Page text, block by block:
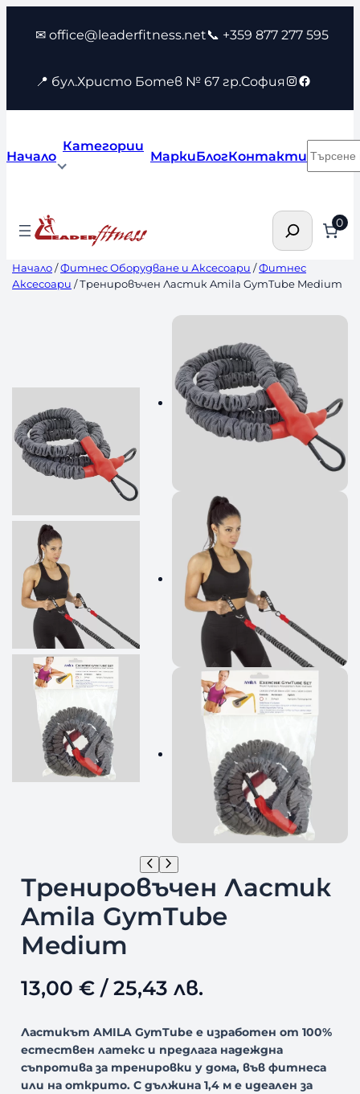
съдържанието
✉ office@leaderfitness.net📞 +359 877 277 595
📍 бул.Христо Ботев № 67 гр.София Instagram
Facebook
Начало
Категории
МаркиБлогКонтакти
Търсене 0
Начало/Фитнес Оборудване и Аксесоари /Фитнес
Аксесоари / Тренировъчен Ластик Amila GymTube Medium
Тренировъчен Ластик
Amila GymTube
Medium
13,00 €/ 25,43 лв.
Ластикът AMILA GymTube е изработен от 100%
естествен латекс и предлага надеждна
съпротива за тренировки у дома, във фитнеса
или на открито. С дължина 1,4 м е идеален за